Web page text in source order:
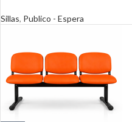
Sillas, Publico - Espera